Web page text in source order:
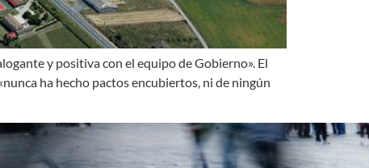
y positiva con el equipo de Gobierno». El
ha hecho pactos encubiertos, ni de ningún